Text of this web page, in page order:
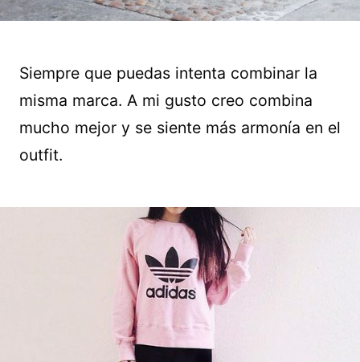
Siempre que puedas intenta combinar la
misma marca. A mi gusto creo combina
mucho mejor y se siente más armonía en el
outfit.